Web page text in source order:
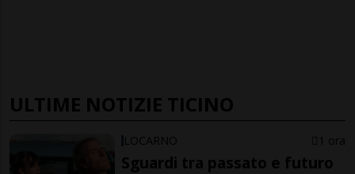
ULTIME NOTIZIE TICINO
LOCARNO 1 ora
Sguardi tra passato e futuro